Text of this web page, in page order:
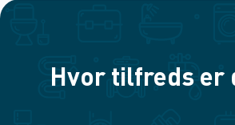
Hvor tilfreds er